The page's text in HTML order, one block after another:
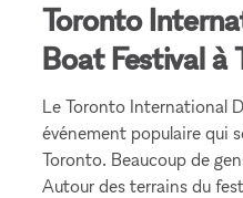
Toronto
Boat Festival à
Le Toronto International
événement populaire qui
Toronto. Beaucoup de
Autour des terrains du